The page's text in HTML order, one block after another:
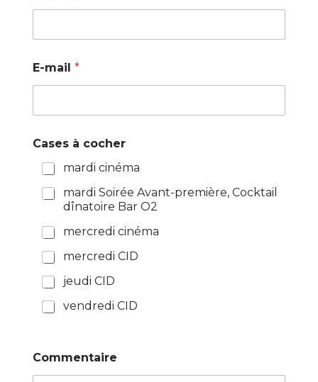
E-mail *
Cases à cocher
mardi cinéma
mardi Soirée Avant-première, Cocktail
dînatoire Bar O2
mercredi cinéma
mercredi CID
jeudi CID
vendredi CID
Commentaire